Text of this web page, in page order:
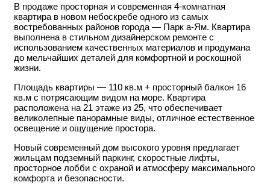
В продаже просторная и современная 4-комнатная
квартира в новом небоскребе одного из самых
востребованных районов города — Парк а-Ям. Квартира
выполнена в стильном дизайнерском ремонте с
использованием качественных материалов и продумана
до мельчайших деталей для комфортной и роскошной
жизни.
Площадь квартиры — 110 кв.м + просторный балкон 16
кв.м с потрясающим видом на море. Квартира
расположена на 21 этаже из 25, что обеспечивает
великолепные панорамные виды, отличное естественное
освещение и ощущение простора.
Новый современный дом высокого уровня предлагает
жильцам подземный паркинг, скоростные лифты,
просторное лобби с охраной и атмосферу максимального
комфорта и безопасности.